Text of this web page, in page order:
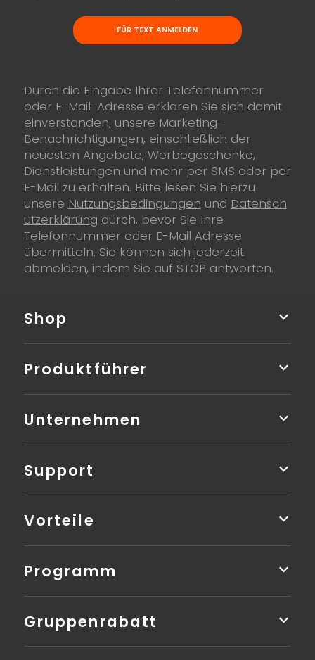
FÜR TEXT ANMELDEN
Durch die Eingabe Ihrer Telefonnummer
oder E-Mail-Adresse erklären Sie sich damit
einverstanden, unsere Marketing-
Benachrichtigungen, einschließlich der
neuesten Angebote, Werbegeschenke,
Dienstleistungen und mehr per SMS oder per
E-Mail zu erhalten. Bitte lesen Sie hierzu
unsere Nutzungsbedingungen und Datensch
utzerklärung durch, bevor Sie Ihre
Telefonnummer oder E-Mail Adresse
übermitteln. Sie können sich jederzeit
abmelden, indem Sie auf STOP antworten.
Shop
Produktführer
Unternehmen
Support
Vorteile
Programm
Gruppenrabatt